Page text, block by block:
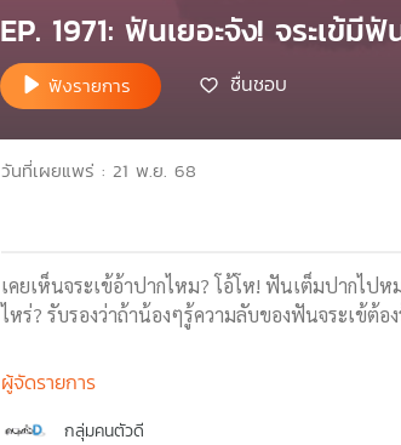
EP. 1971: ฟันเยอะจัง! จระเข้มี
ฟังรายการ ชื่นชอบ
วันที่เผยแพร่ : 21 พ.ย. 68
เคยเห็นจระเข้อ้าปากไหม? โอ้โห! ฟันเต็มปากไป
ไหร่? รับรองว่าถ้าน้องๆรู้ความลับของฟันจระเข้ต้อ
ผู้จัดรายการ
กลุ่มคนตัวดี